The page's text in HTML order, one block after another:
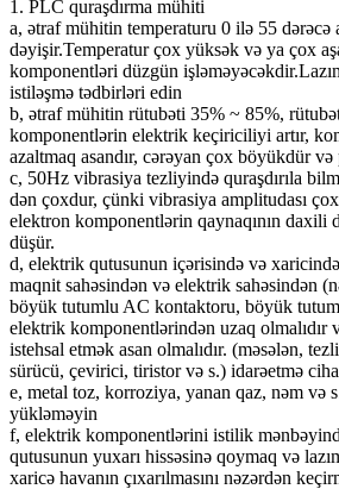
1. PLC quraşdırma mühiti
a, ətraf mühitin temperaturu 0 ilə 55 dərəcə
dəyişir.Temperatur çox yüksək və ya çox
komponentləri düzgün
istiləşmə tədbirləri edin
b, ətraf mühitin rütubəti 35% ~ 85%,
komponentlərin elektrik keçiriciliyi artır,
azaltmaq asandır, cərəyan çox böyükdür
c, 50Hz vibrasiya tezliyində quraşdırıla
dən çoxdur, çünki vibrasiya amplitudası
elektron komponentlərin qaynaqının daxili
düşür.
d, elektrik qutusunun içərisində və
maqnit sahəsindən və elektrik sahəsindən
böyük tutumlu AC kontaktoru, böyük
elektrik komponentlərindən uzaq olmalıdır
istehsal etmək asan olmalıdır. (məsələn,
sürücü, çevirici, tiristor və s.) idarəetmə
e, metal toz, korroziya, yanan qaz, nəm və
yükləməyin
f, elektrik komponentlərini istilik
qutusunun yuxarı hissəsinə qoymaq və
xaricə havanın çıxarılmasını nəzərdən